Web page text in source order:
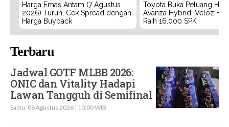
Harga Emas Antam (7 Agustus
2026) Turun, Cek Spread dengan
Harga Buyback
Toyota Buka Peluang
Avanza Hybrid, Veloz
Raih 16.000 SPK
Terbaru
Jadwal GOTF MLBB 2026:
ONIC dan Vitality Hadapi
Lawan Tangguh di Semifinal
Sabtu, 08 Agustus 2026 | 10:00 WIB